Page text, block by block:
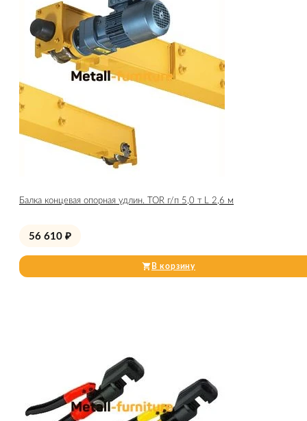
Балка концевая опорная удлин. TOR г/п 5,0 т L 2,6 м
56 610 ₽
В корзину